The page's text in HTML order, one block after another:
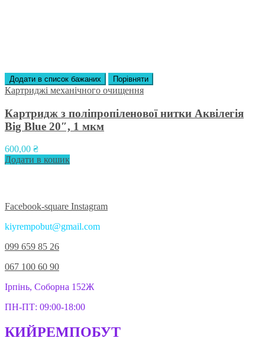
Додати в список бажаних Порівняти
Картриджі механічного очищення
Картридж з поліпропіленової нитки Аквілегія
Big Blue 20″, 1 мкм
600,00 ₴
Додати в кошик
Facebook-square Instagram
kiyrempobut@gmail.com
099 659 85 26
067 100 60 90
Ірпінь, Соборна 152Ж
ПН-ПТ: 09:00-18:00
КИЙРЕМПОБУТ